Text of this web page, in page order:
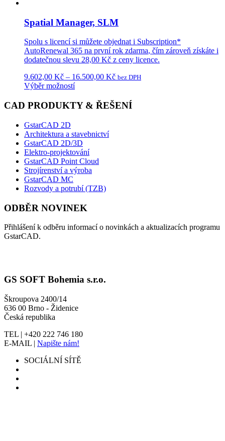
Spatial Manager, SLM
Spolu s licencí si můžete objednat i Subscription*
AutoRenewal 365 na první rok zdarma, čím zároveň získáte i
dodatečnou slevu 28,00 Kč z ceny licence.
9.602,00 Kč – 16.500,00 Kč bez DPH
Výběr možností
CAD PRODUKTY & ŘEŠENÍ
GstarCAD 2D
Architektura a stavebnictví
GstarCAD 2D/3D
Elektro-projektování
GstarCAD Point Cloud
Strojírenství a výroba
GstarCAD MC
Rozvody a potrubí (TZB)
ODBĚR NOVINEK
Přihlášení k odběru informací o novinkách a aktualizacích programu
GstarCAD.
GS SOFT Bohemia s.r.o.
Škroupova 2400/14
636 00 Brno - Židenice
Česká republika
TEL | +420 222 746 180
E-MAIL | Napište nám!
SOCIÁLNÍ SÍTĚ